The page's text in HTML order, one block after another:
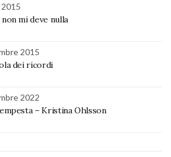
mi deve nulla
2015
dei ricordi
2022
– Kristina Ohlsson